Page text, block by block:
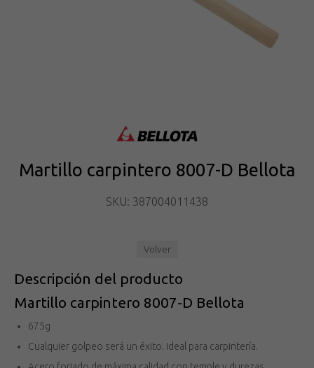
Martillo carpintero 8007-D Bellota
SKU: 387004011438
Volver
Descripción del producto
Martillo carpintero 8007-D Bellota
675g
Cualquier golpeo será un éxito. Ideal para carpintería.